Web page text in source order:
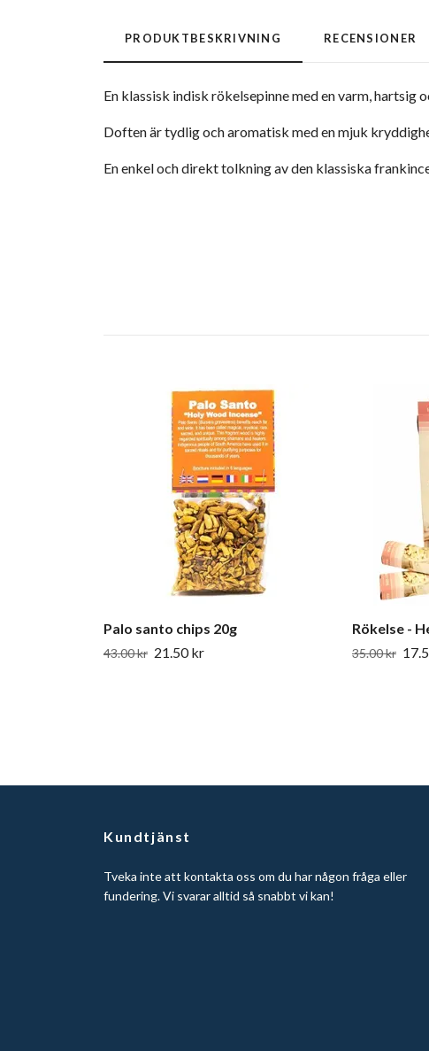
PRODUKTBESKRIVNING RECENSIONER
En klassisk indisk rökelsepinne med en varm,
Doften är tydlig och aromatisk med en mjuk
En enkel och direkt tolkning av den klassiska
Palo santo chips 20g
43.00 kr 21.50 kr
Rökelse -
35.00 kr
Kundtjänst
Tveka inte att kontakta oss om du har någon fråga eller
fundering. Vi svarar alltid så snabbt vi kan!